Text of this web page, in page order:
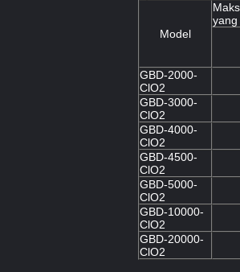
Model
yang
GBD-2000-
ClO2
GBD-3000-
ClO2
GBD-4000-
ClO2
GBD-4500-
ClO2
GBD-5000-
ClO2
GBD-10000-
ClO2
GBD-20000-
ClO2